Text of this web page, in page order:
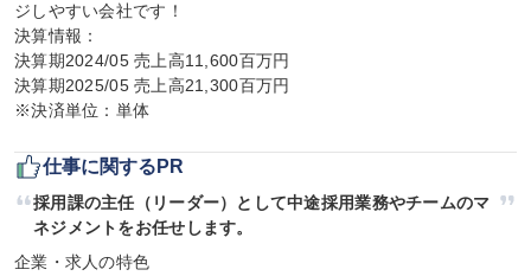
ジしやすい会社です！
決算情報：
決算期2024/05 売上高11,600百万円
決算期2025/05 売上高21,300百万円
※決済単位：単体
仕事に関するPR
採用課の主任（リーダー）として中途採用業務やチームのマ
ネジメントをお任せします。
企業・求人の特色